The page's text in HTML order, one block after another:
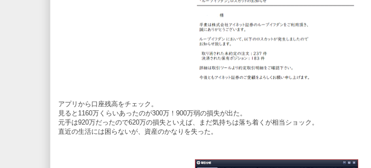
アプリから口座残高をチェック。
見ると1160万くらいあったのが300万！900万弱の損失が出た。
元手は920万だったので620万の損失といえば、まだ気持ちは落ち着くが相当ショック。
直近の生活には困らないが、資産のかなりを失った。